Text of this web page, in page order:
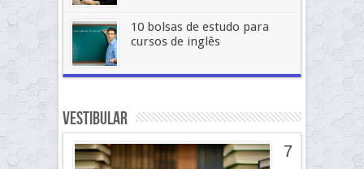
10 bolsas de estudo para
cursos de inglês
Vestibular
7